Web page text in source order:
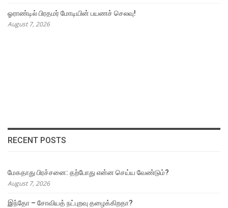
ஓராண்டில் பிரதமர் மோடியின் பயணச் செலவு!
August 7, 2026
RECENT POSTS
மேகதாது பிரச்சனை: தற்போது என்ன செய்ய வேண்டும்?
August 7, 2026
இந்தோ – சோவியத் நட்புறவு தழைக்கிறதா?